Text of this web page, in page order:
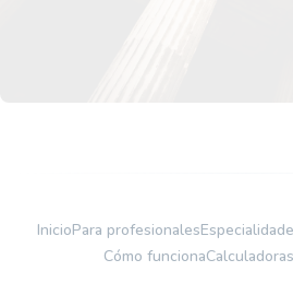
InicioPara profesionales
Cómo funciona